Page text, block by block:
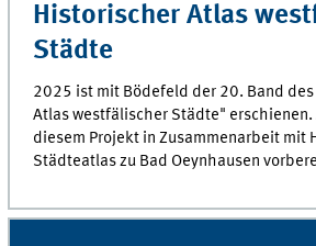
Historischer Atlas
Städte
2025 ist mit Bödefeld der 20. Band
Atlas westfälischer Städte"
diesem Projekt in Zusammenarbeit mit
Städteatlas zu Bad Oeynhausen